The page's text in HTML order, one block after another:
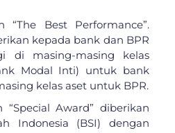
“The Best Performance”.
kepada bank dan BPR
di masing-masing kelas
Modal Inti) untuk bank
kelas aset untuk BPR.
“Special Award” diberikan
Indonesia (BSI) dengan